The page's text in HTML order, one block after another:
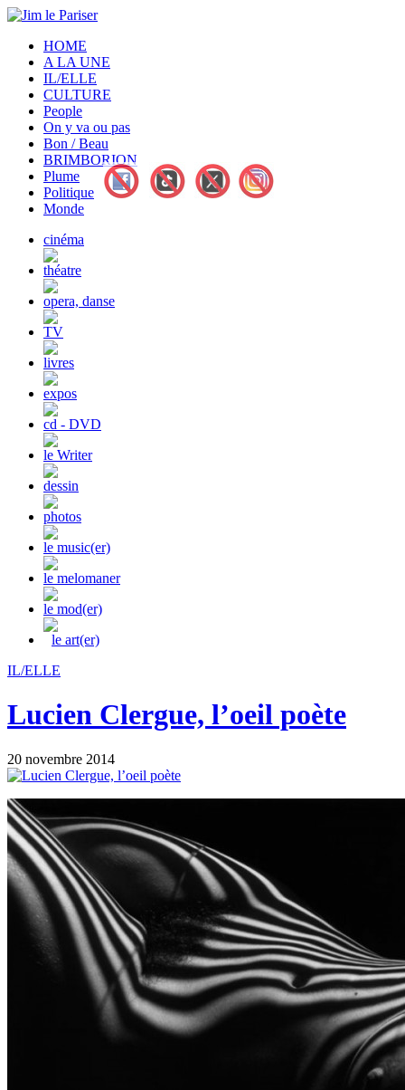
HOME
A LA UNE
IL/ELLE
CULTURE
People
On y va ou pas
Bon / Beau
BRIMBORION
Plume
Politique
Monde
cinéma
théatre
opera, danse
TV
livres
expos
cd - DVD
le Writer
dessin
photos
le music(er)
le melomaner
le mod(er)
le art(er)
IL/ELLE
Lucien Clergue, l’oeil poète
20 novembre 2014